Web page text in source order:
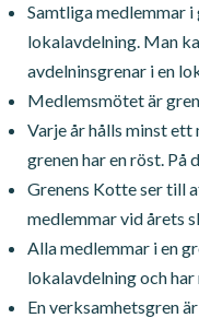
Samtliga medlemmar i
lokalavdelning. Man
avdelninsgrenar i en
Medlemsmötet är
Varje år hålls minst
grenen har en röst. På
Grenens Kotte ser till
medlemmar vid årets
Alla medlemmar i en
lokalavdelning och
En verksamhetsgren